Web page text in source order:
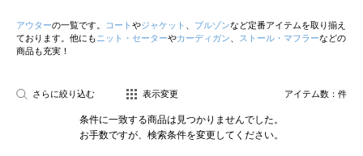
アウターの一覧です。 コート やジャケット ブルゾンなど定番アイテムを取り揃え
ております。他にも ニット・セーターやカーディガン ストール・マフラーなどの
商品も充実！
さらに絞り込む 表示変更 アイテム数： 件
条件に一致する商品は見つかりませんでした。
お手数ですが、検索条件を変更してください。